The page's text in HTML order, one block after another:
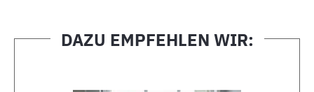
DAZU EMPFEHLEN WIR: